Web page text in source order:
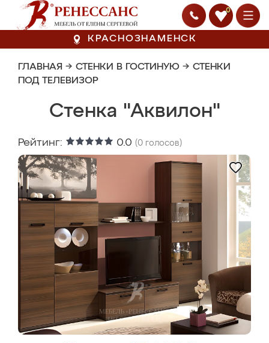
0
КРАСНОЗНАМЕНСК
ГЛАВНАЯ → СТЕНКИ В ГОСТИНУЮ → СТЕНКИ
ПОД ТЕЛЕВИЗОР
Стенка "Аквилон"
Рейтинг: 0.0 (0 голосов)